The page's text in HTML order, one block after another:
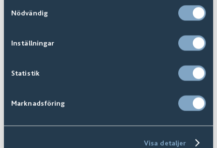
Nödvändig
Inställningar
Statistik
Marknadsföring
Visa detaljer